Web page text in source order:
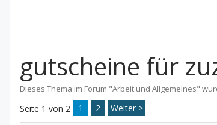
gutscheine für
Dieses Thema im Forum "Arbeit und Allgemeines"
Seite 1 von 2 1 2 Weiter >